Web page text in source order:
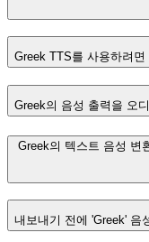
Greek TTS를 사용하려
Greek의 음성 출력을 오
Greek의 텍스트 음성 변
내보내기 전에 'Greek' 음